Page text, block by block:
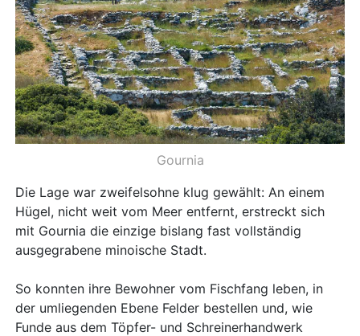
Gournia
Die Lage war zweifelsohne klug gewählt: An einem
Hügel, nicht weit vom Meer entfernt, erstreckt sich
mit Gournia die einzige bislang fast vollständig
ausgegrabene minoische Stadt.
So konnten ihre Bewohner vom Fischfang leben, in
der umliegenden Ebene Felder bestellen und, wie
Funde aus dem Töpfer- und Schreinerhandwerk